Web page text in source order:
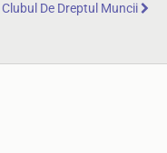
Clubul De Dreptul Muncii